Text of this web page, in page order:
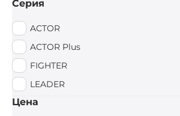
Серия
ACTOR
ACTOR Plus
FIGHTER
LEADER
Цена